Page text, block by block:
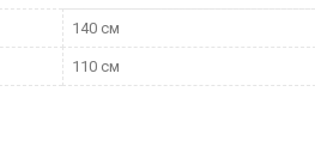
140 см
110 см